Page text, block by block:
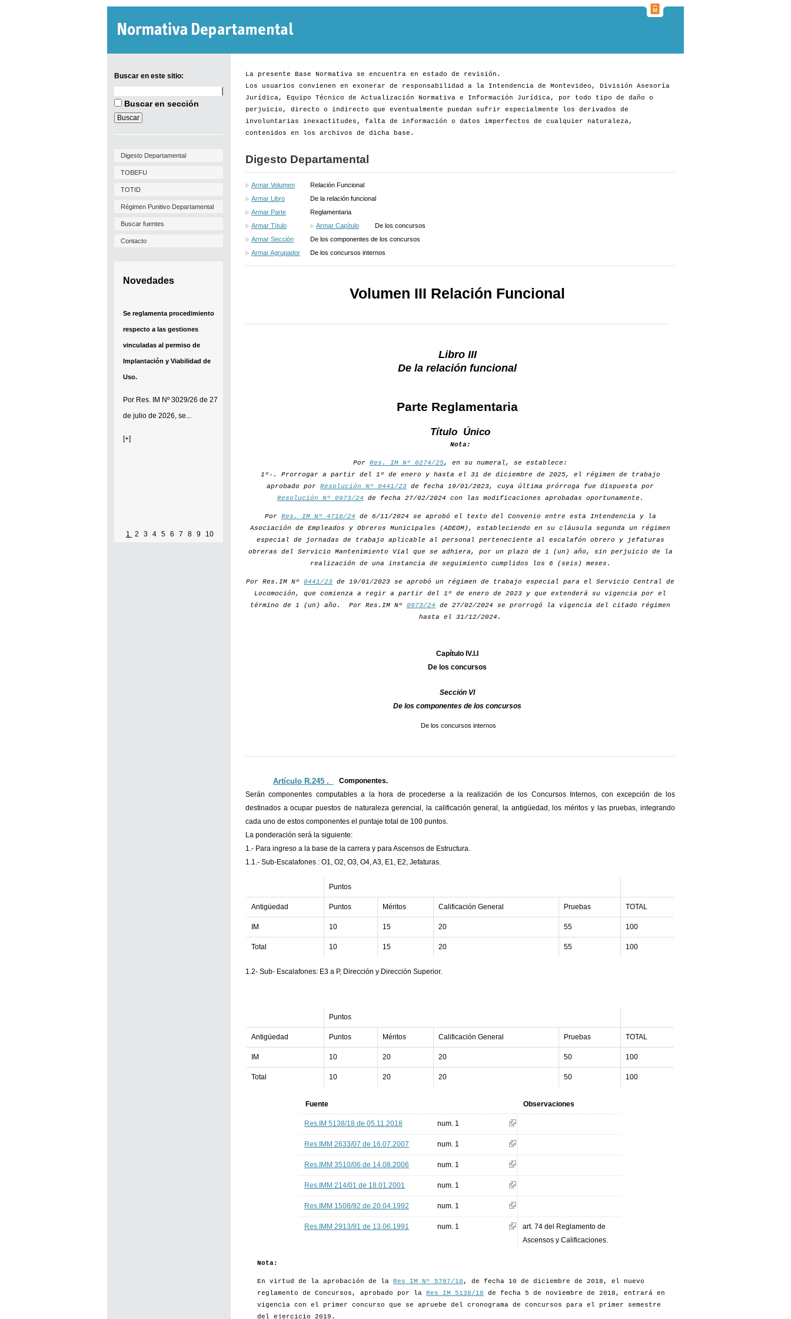
Buscar en este sitio:
en
sitio:
Buscar en sección
Digesto Departamental
TOBEFU
TOTID
Régimen Punitivo Departamental
Buscar fuentes
Contacto
Novedades
Se reglamenta procedimiento
respecto a las gestiones
vinculadas al permiso de
Implantación y Viabilidad de
Uso.
Por Res. IM Nº 3029/26 de 27
de julio de 2026, se...
[+]
1 2 3 4 5 6 7 8 9 10
La presente Base Normativa se encuentra en estado de revisión.
Los usuarios convienen en exonerar de responsabilidad a la Intendencia de Montevideo, División Asesoría
Jurídica, Equipo Técnico de Actualización Normativa e Información Jurídica, por todo tipo de daño o
perjuicio, directo o indirecto que eventualmente puedan sufrir especialmente los derivados de
involuntarias inexactitudes, falta de información o datos imperfectos de cualquier naturaleza,
contenidos en los archivos de dicha base.
Digesto Departamental
Armar Volumen
Relación Funcional
Armar Libro
De la relación funcional
Armar Parte
Reglamentaria
Armar Título
Armar Capítulo
De los concursos
Armar Sección
De los componentes de los concursos
Armar Agrupador
De los concursos internos
Volumen III Relación Funcional
Libro III
De la relación funcional
Parte Reglamentaria
Título Único
Nota:
Por Res. IM Nº 0274/25, en su numeral, se establece:
1º-. Prorrogar a partir del 1º de enero y hasta el 31 de diciembre de 2025, el régimen de trabajo
aprobado por Resolución Nº 0441/23 de fecha 19/01/2023, cuya última prórroga fue dispuesta por
Resolución Nº 0973/24 de fecha 27/02/2024 con las modificaciones aprobadas oportunamente.
Por Res. IM Nº 4716/24 de 6/11/2024 se aprobó el texto del Convenio entre esta Intendencia y la
Asociación de Empleados y Obreros Municipales (ADEOM), estableciendo en su cláusula segunda un régimen
especial de jornadas de trabajo aplicable al personal perteneciente al escalafón obrero y jefaturas
obreras del Servicio Mantenimiento Vial que se adhiera, por un plazo de 1 (un) año, sin perjuicio de la
realización de una instancia de seguimiento cumplidos los 6 (seis) meses.
Por Res.IM Nº 0441/23 de 19/01/2023 se aprobó un régimen de trabajo especial para el Servicio Central de
Locomoción, que comienza a regir a partir del 1º de enero de 2023 y que extenderá su vigencia por el
término de 1 (un) año. Por Res.IM Nº 0973/24 de 27/02/2024 se prorrogó la vigencia del citado régimen
hasta el 31/12/2024.
Capítulo IV.I.I
De los concursos
Sección VI
De los componentes de los concursos
De los concursos internos
Artículo R.245 ._
Componentes.
Serán componentes computables a la hora de procederse a la realización de los Concursos Internos, con excepción de los
destinados a ocupar puestos de naturaleza gerencial, la calificación general, la antigüedad, los méritos y las pruebas, integrando
cada uno de estos componentes el puntaje total de 100 puntos.
La ponderación será la siguiente:
1.- Para ingreso a la base de la carrera y para Ascensos de Estructura.
1.1.- Sub-Escalafones : O1, O2, O3, O4, A3, E1, E2, Jefaturas.
Puntos
Antigüedad Puntos Méritos Calificación General Pruebas TOTAL
IM 10 15 20 55 100
Total 10 15 20 55 100
1.2- Sub- Escalafones: E3 a P, Dirección y Dirección Superior.
Puntos
Antigüedad Puntos Méritos Calificación General Pruebas TOTAL
IM 10 20 20 50 100
Total 10 20 20 50 100
Fuente Observaciones
Res.IM 5138/18 de 05.11.2018 num. 1
Res.IMM 2633/07 de 16.07.2007 num. 1
Res.IMM 3510/06 de 14.08.2006 num. 1
Res.IMM 214/01 de 18.01.2001 num. 1
Res.IMM 1508/92 de 20.04.1992 num. 1
Res.IMM 2913/91 de 13.06.1991 num. 1
art. 74 del Reglamento de
Ascensos y Calificaciones.
Nota:
En virtud de la aprobación de la Res IM Nº 5797/18 , de fecha 10 de diciembre de 2018, el nuevo
reglamento de Concursos, aprobado por la Res IM 5138/18 de fecha 5 de noviembre de 2018, entrará en
vigencia con el primer concurso que se apruebe del cronograma de concursos para el primer semestre
del ejercicio 2019.